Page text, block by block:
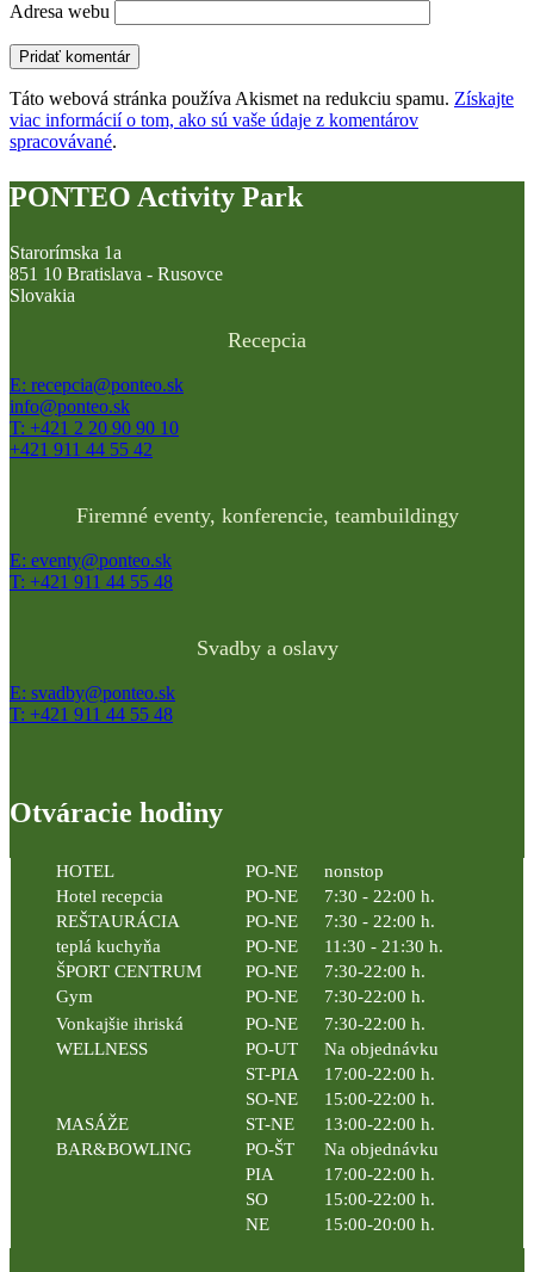
Adresa webu
Táto webová stránka používa Akismet na redukciu spamu. Získajte
viac informácií o tom, ako sú vaše údaje z komentárov
spracovávané.
PONTEO Activity Park
Starorímska 1a
851 10 Bratislava - Rusovce
Slovakia
Recepcia
E: recepcia@ponteo.sk
info@ponteo.sk
T: +421 2 20 90 90 10
+421 911 44 55 42
Firemné eventy, konferencie, teambuildingy
E: eventy@ponteo.sk
T: +421 911 44 55 48
Svadby a oslavy
E: svadby@ponteo.sk
T: +421 911 44 55 48
Otváracie hodiny
HOTEL PO-NE
nonstop
Hotel recepcia
PO-NE
7:30 - 22:00 h.
REŠTAURÁCIA
PO-NE
7:30 - 22:00 h.
teplá kuchyňa
PO-NE
11:30 - 21:30 h.
ŠPORT CENTRUM
PO-NE
7:30-22:00 h.
Gym
PO-NE
7:30-22:00 h.
Vonkajšie ihriská
PO-NE
7:30-22:00 h.
WELLNESS
PO-UT
Na objednávku
ST-PIA
17:00-22:00 h.
SO-NE
15:00-22:00 h.
MASÁŽE
ST-NE
13:00-22:00 h.
BAR&BOWLING
PO-ŠT
Na objednávku
PIA
17:00-22:00 h.
SO
15:00-22:00 h.
NE
15:00-20:00 h.